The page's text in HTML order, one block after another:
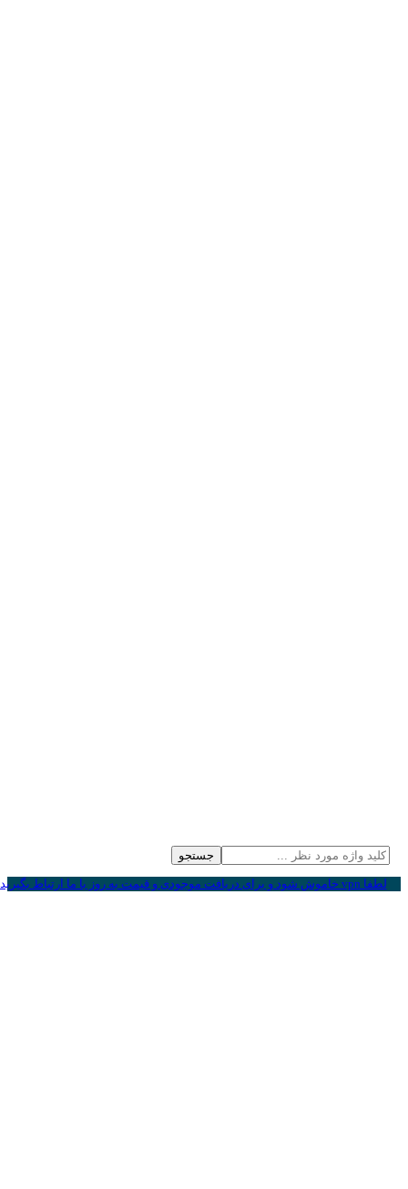
جستجو
لطفا vpn خاموش شود و برای دریافت موجودی و قیمت به روز با ما ارتباط بگیرید